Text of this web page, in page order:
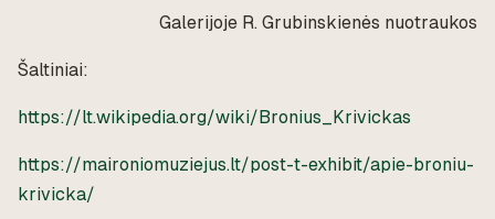
Galerijoje R. Grubinskienės nuotraukos
Šaltiniai:
https://lt.wikipedia.org/wiki/Bronius_Krivickas
https://maironiomuziejus.lt/post-t-exhibit/apie-broniu-
krivicka/